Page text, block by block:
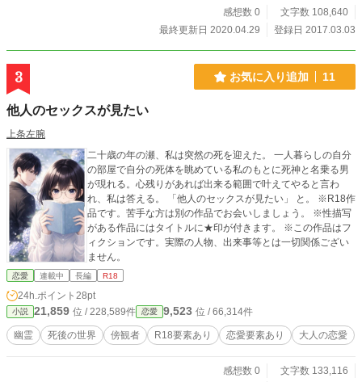
感想数 0
文字数 108,640
最終更新日 2020.04.29
登録日 2017.03.03
3 お気に入り追加 11
他人のセックスが見たい
上条左腕
二十歳の年の瀬、私は突然の死を迎えた。 一人暮らしの自分
の部屋で自分の死体を眺めている私のもとに死神と名乗る男
が現れる。心残りがあれば出来る範囲で叶えてやると言わ
れ、私は答える。 「他人のセックスが見たい」 と。 ※R18作
品です。苦手な方は別の作品でお会いしましょう。 ※性描写
がある作品にはタイトルに★印が付きます。 ※この作品はフ
ィクションです。実際の人物、出来事等とは一切関係ござい
ません。
恋愛 連載中 長編 R18
24h.ポイント 28pt
小説 21,859 位 / 228,589件 恋愛 9,523 位 / 66,314件
幽霊 死後の世界 傍観者 R18要素あり 恋愛要素あり 大人の恋愛
感想数 0
文字数 133,116